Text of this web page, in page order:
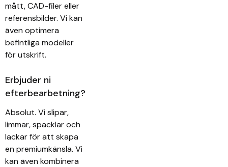
mått, CAD-filer eller
referensbilder. Vi kan
även optimera
befintliga modeller
för utskrift.
Erbjuder ni
efterbearbetning?
Absolut. Vi slipar,
limmar, spacklar och
lackar för att skapa
en premiumkänsla. Vi
kan även kombinera